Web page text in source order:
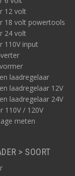
12 volt
18 volt powertools
24 volt
110V input
laadregelaar
laadregelaar 12V
laadregelaar 24V
110V / 120V
meten
> SOORT